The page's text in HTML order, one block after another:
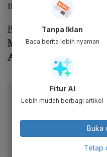
mengenai status
Baca Juga:Kata Putri
Manopo dan Arya
Anak
Baca artikel ini
fitur menarik lainnya lewat
Tanpa Iklan
Baca berita lebih nyaman
Fitur AI
Lebih mudah berbagi artikel
Buka
Tetap